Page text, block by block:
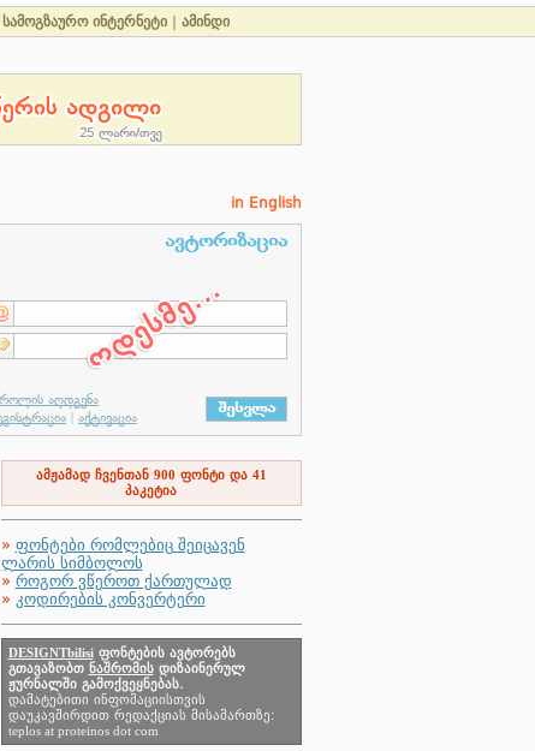
სამოგზაურო ინტერნეტი ამინდი
in English
ამჟამად ჩვენთან 900 ფონტი და 41
პაკეტია
» ფონტები რომლებიც შეიცავენ
ლარის სიმბოლოს
» როგორ ვწეროთ ქართულად
» კოდირების კონვერტერი
DESIGNTbilisiფონტების ავტორებს
გთავაზობთ ნაშრომისდიზაინერულ
ჟურნალში გამოქვეყნებას.
დამატებითი ინფომაციისთვის
დაუკავშირდით რედაქციას მისამართზე:
teplos at proteinos dot com